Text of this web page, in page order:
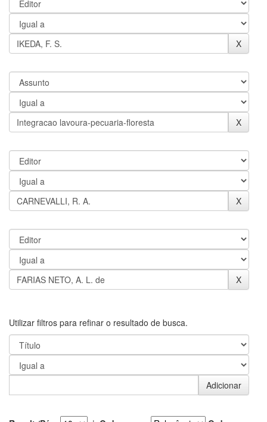
Utilizar filtros para refinar o resultado de busca.